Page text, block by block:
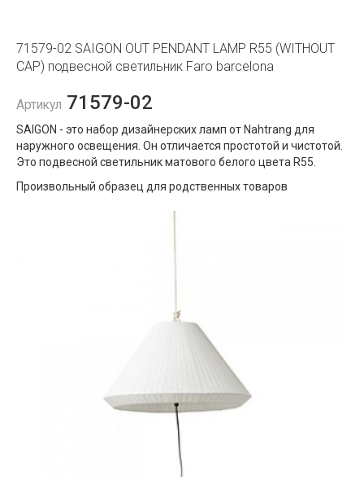
71579-02 SAIGON OUT PENDANT LAMP R55 (WITHOUT
CAP) подвесной светильник Faro barcelona
Артикул 71579-02
SAIGON - это набор дизайнерских ламп от Nahtrang для
наружного освещения. Он отличается простотой и чистотой.
Это подвесной светильник матового белого цвета R55.
Произвольный образец для родственных товаров